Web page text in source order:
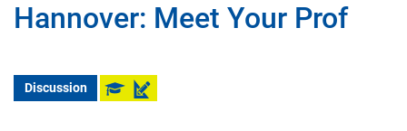
Hannover: Meet Your Prof
Discussion